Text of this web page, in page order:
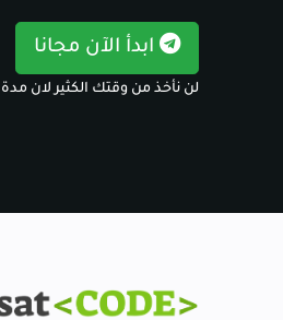
ابدأ الآن مجانا
لن نأخذ من وقتك الكثير لان مدة تفعيل